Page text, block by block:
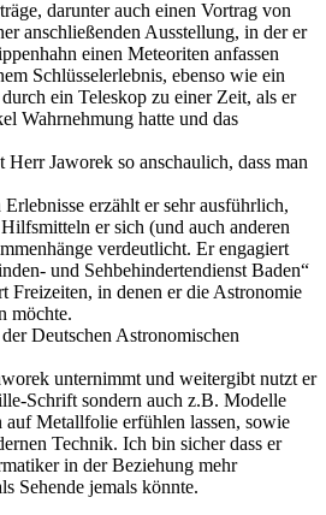
darunter auch einen Vortrag von
anschließenden Ausstellung, in der er
einen Meteoriten anfassen
Schlüsselerlebnis, ebenso wie ein
ein Teleskop zu einer Zeit, als er
Wahrnehmung hatte und das
Herr Jaworek so anschaulich, dass man
erzählt er sehr ausführlich,
er sich (und auch anderen
verdeutlicht. Er engagiert
und Sehbehindertendienst Baden“
Freizeiten, in denen er die Astronomie
möchte.
Deutschen Astronomischen
unternimmt und weitergibt nutzt er
Schrift sondern auch z.B. Modelle
auf Metallfolie erfühlen lassen, sowie
Technik. Ich bin sicher dass er
in der Beziehung mehr
Sehende jemals könnte.